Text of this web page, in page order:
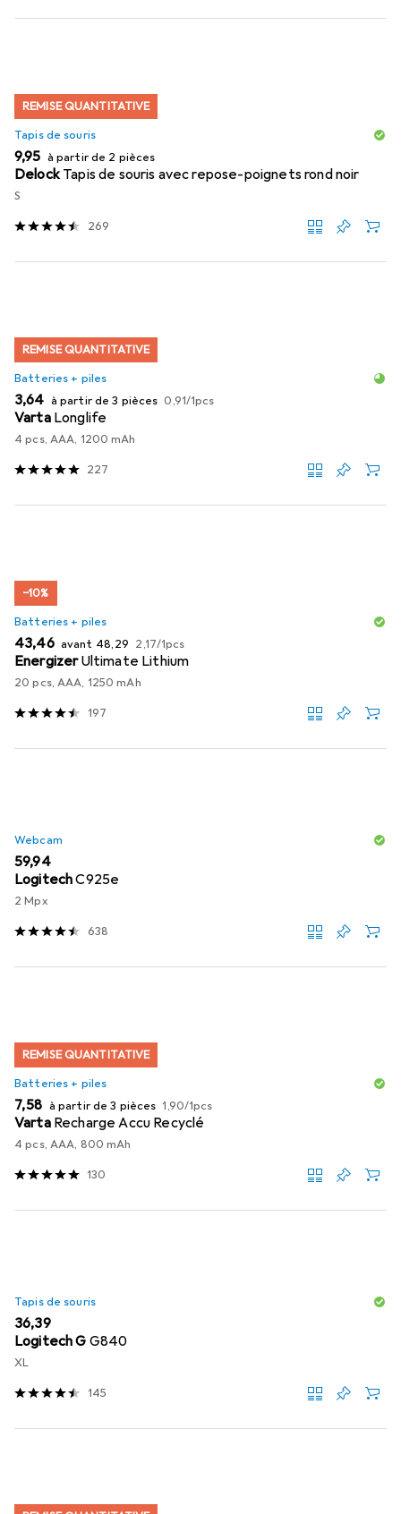
REMISE QUANTITATIVE
Tapis de souris
EUR
9,95 à partir de 2 pièces
Delock Tapis de souris avec repose-poignets rond noir
S
269
REMISE QUANTITATIVE
Batteries + piles
EUR
3,64 à partir de 3 pièces EUR
0,91/1pcs
Varta Longlife
4 pcs, AAA, 1200 mAh
227
−10%
Batteries + piles
EUR
43,46 avant EUR
48,29 EUR
2,17/1pcs
EnergizerUltimate Lithium
20 pcs, AAA, 1250 mAh
197
Webcam
EUR
59,94
LogitechC925e
2 Mpx
638
REMISE QUANTITATIVE
Batteries + piles
EUR
7,58 à partir de 3 pièces EUR
1,90/1pcs
Varta Recharge Accu Recyclé
4 pcs, AAA, 800 mAh
130
Tapis de souris
EUR
36,39
Logitech G G840
XL
145